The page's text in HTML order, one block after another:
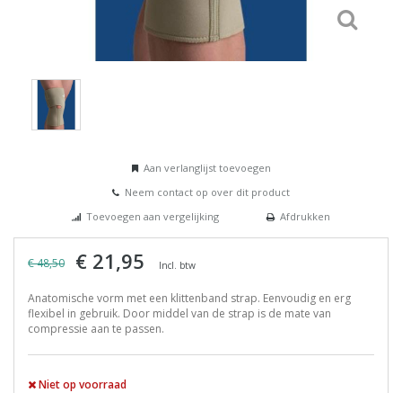
Aan verlanglijst toevoegen
Neem contact op over dit product
Toevoegen aan vergelijking
Afdrukken
€ 48,50 € 21,95 Incl. btw
Anatomische vorm met een klittenband strap. Eenvoudig en erg
flexibel in gebruik. Door middel van de strap is de mate van
compressie aan te passen.
Niet op voorraad